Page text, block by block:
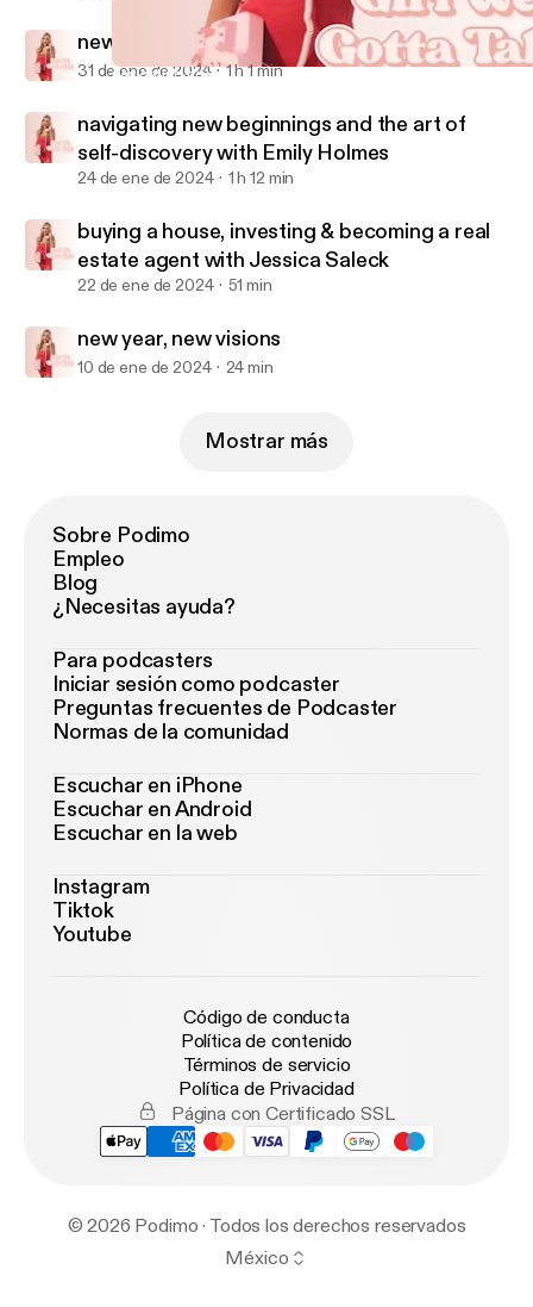
navigating new beginnings and the art of self-discovery with
new mom energy with Sarah Burns
31 de ene de 2024 1 h 1 min
navigating new beginnings and the art of
self-discovery with Emily Holmes
24 de ene de 2024 1 h 12 min
buying a house, investing & becoming a real
estate agent with Jessica Saleck
22 de ene de 2024 51 min
new year, new visions
10 de ene de 2024 24 min
Mostrar más
Sobre Podimo
Empleo
Blog
¿Necesitas ayuda?
Para podcasters
Iniciar sesión como podcaster
Preguntas frecuentes de Podcaster
Normas de la comunidad
Escuchar en iPhone
Escuchar en Android
Escuchar en la web
Instagram
Tiktok
Youtube
Código de conducta
Política de contenido
Términos de servicio
Política de Privacidad
Página con Certificado SSL
© 2026 Podimo · Todos los derechos reservados
México